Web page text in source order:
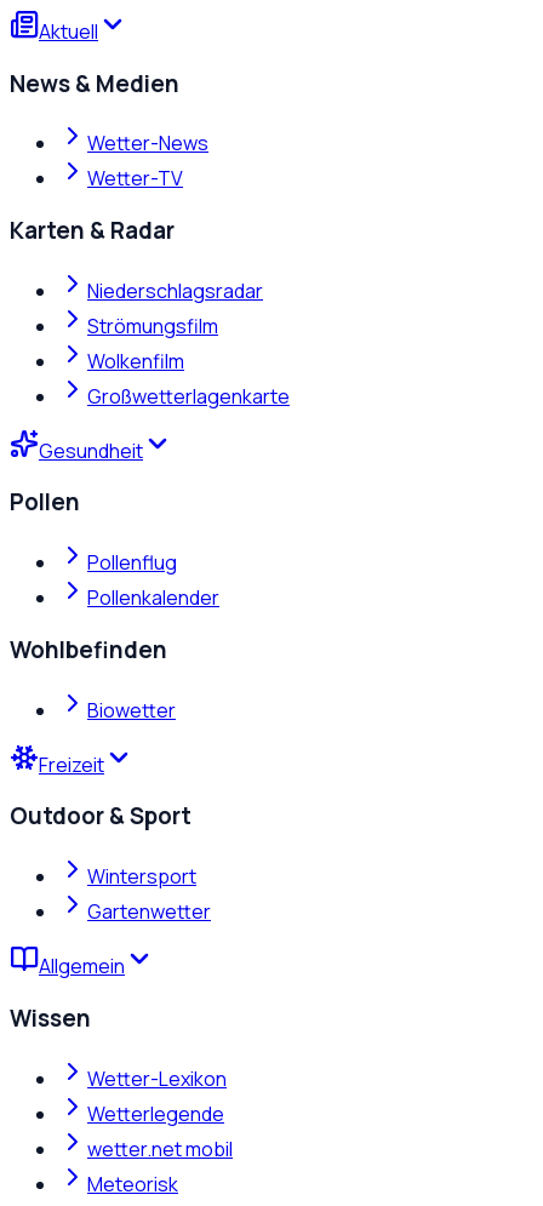
Aktuell
News & Medien
Wetter-News
Wetter-TV
Karten & Radar
Niederschlagsradar
Strömungsfilm
Wolkenfilm
Großwetterlagenkarte
Gesundheit
Pollen
Pollenflug
Pollenkalender
Wohlbefinden
Biowetter
Freizeit
Outdoor & Sport
Wintersport
Gartenwetter
Allgemein
Wissen
Wetter-Lexikon
Wetterlegende
wetter.net mobil
Meteorisk